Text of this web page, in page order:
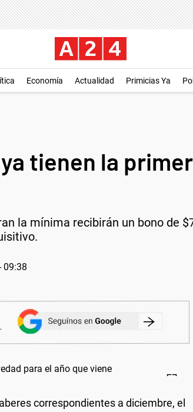
Economía Actualidad Primicias Ya
tienen la
la mínima recibirán un bono de
09:38
correspondientes a diciembre, el